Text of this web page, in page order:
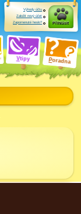
Vtipy Poradna
Výhody účtu
Založit nový účet
Zapomenuté heslo?
Přihlásit